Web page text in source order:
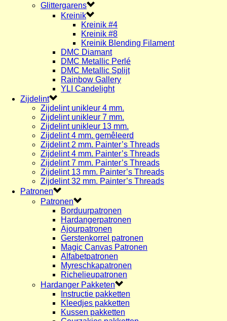
Glittergarens
Kreinik
Kreinik #4
Kreinik #8
Kreinik Blending Filament
DMC Diamant
DMC Metallic Perlé
DMC Metallic Splijt
Rainbow Gallery
YLI Candelight
Zijdelint
Zijdelint unikleur 4 mm.
Zijdelint unikleur 7 mm.
Zijdelint unikleur 13 mm.
Zijdelint 4 mm. gemêleerd
Zijdelint 2 mm. Painter’s Threads
Zijdelint 4 mm. Painter’s Threads
Zijdelint 7 mm. Painter’s Threads
Zijdelint 13 mm. Painter’s Threads
Zijdelint 32 mm. Painter’s Threads
Patronen
Patronen
Borduurpatronen
Hardangerpatronen
Ajourpatronen
Gerstenkorrel patronen
Magic Canvas Patronen
Alfabetpatronen
Myreschkapatronen
Richelieupatronen
Hardanger Pakketen
Instructie pakketten
Kleedjes pakketten
Kussen pakketten